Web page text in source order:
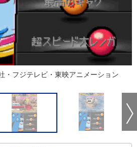
・フジテレビ・東映アニメーション